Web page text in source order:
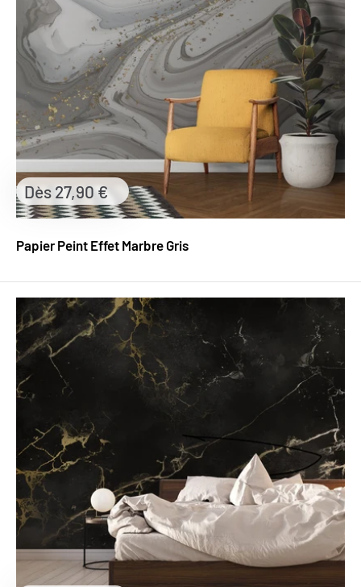
Papier Peint Effet Marbre Gris
Prix
réduit
Dès 27,90 €